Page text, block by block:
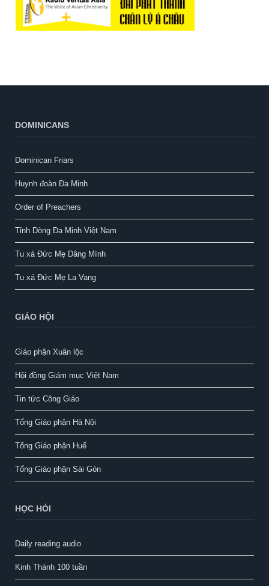
DOMINICANS
Dominican Friars
Huynh đoàn Đa Minh
Order of Preachers
Tỉnh Dòng Đa Minh Việt Nam
Tu xá Đức Mẹ Dâng Mình
Tu xá Đức Mẹ La Vang
GIÁO HỘI
Giáo phận Xuân lộc
Hội đồng Giám mục Việt Nam
Tin tức Công Giáo
Tổng Giáo phận Hà Nội
Tổng Giáo phận Huế
Tổng Giáo phận Sài Gòn
HỌC HỎI
Daily reading audio
Kinh Thánh 100 tuần